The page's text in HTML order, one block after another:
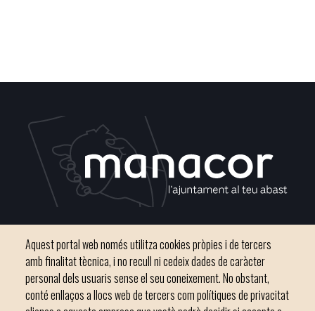
Phone 971 84 91 00 - CIF: P0703300D
Aquest portal web només utilitza cookies pròpies i de tercers
amb finalitat tècnica, i no recull ni cedeix dades de caràcter
personal dels usuaris sense el seu coneixement. No obstant,
conté enllaços a llocs web de tercers com polítiques de privacitat